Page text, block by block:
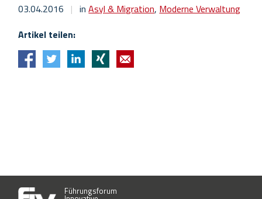
03.04.2016 | inAsyl & Migration, Moderne Verwaltung
Artikel teilen:
Führungsforum